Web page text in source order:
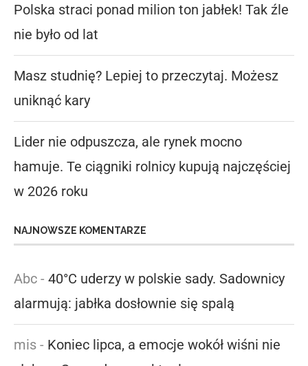
Polska straci ponad milion ton jabłek! Tak źle
nie było od lat
Masz studnię? Lepiej to przeczytaj. Możesz
uniknąć kary
Lider nie odpuszcza, ale rynek mocno
hamuje. Te ciągniki rolnicy kupują najczęściej
w 2026 roku
NAJNOWSZE KOMENTARZE
Abc - 40°C uderzy w polskie sady. Sadownicy
alarmują: jabłka dosłownie się spalą
mis - Koniec lipca, a emocje wokół wiśni nie